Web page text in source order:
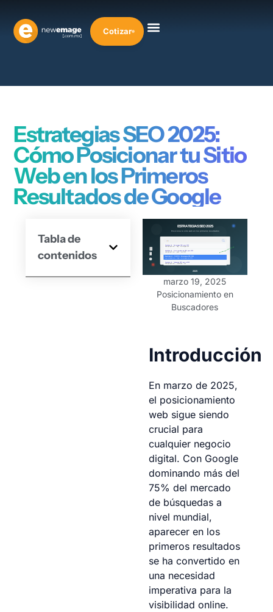
Cotizar
Estrategias SEO 2025:
Cómo Posicionar tu Sitio
Web en los Primeros
Resultados de Google
Tabla de
contenidos
marzo 19, 2025
Posicionamiento en
Buscadores
Introducción
En marzo de 2025,
el posicionamiento
web sigue siendo
crucial para
cualquier negocio
digital. Con Google
dominando más del
75% del mercado
de búsquedas a
nivel mundial,
aparecer en los
primeros resultados
se ha convertido en
una necesidad
imperativa para la
visibilidad online.